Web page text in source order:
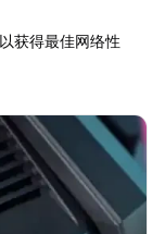
获得最佳网络性